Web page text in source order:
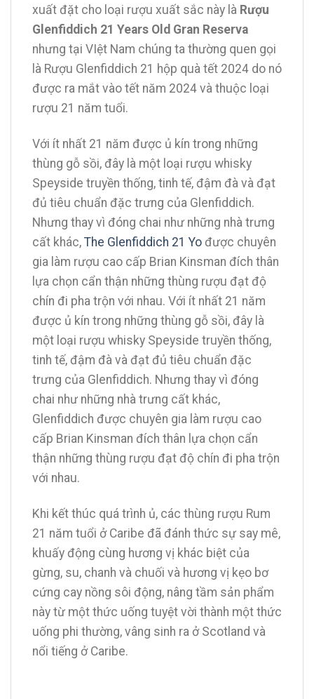
xuất đặt cho loại rượu xuất sắc này là Rượu
Glenfiddich 21 Years Old Gran Reserva
nhưng tại VIệt Nam chúng ta thường quen gọi
là Rượu Glenfiddich 21 hộp quà tết 2024 do nó
được ra mắt vào tết năm 2024 và thuộc loại
rượu 21 năm tuổi.
Với ít nhất 21 năm được ủ kín trong những
thùng gỗ sồi, đây là một loại rượu whisky
Speyside truyền thống, tinh tế, đậm đà và đạt
đủ tiêu chuẩn đặc trưng của Glenfiddich.
Nhưng thay vì đóng chai như những nhà trưng
cất khác, The Glenfiddich 21 Yo được chuyên
gia làm rượu cao cấp Brian Kinsman đích thân
lựa chọn cẩn thận những thùng rượu đạt độ
chín đi pha trộn với nhau. Với ít nhất 21 năm
được ủ kín trong những thùng gỗ sồi, đây là
một loại rượu whisky Speyside truyền thống,
tinh tế, đậm đà và đạt đủ tiêu chuẩn đặc
trưng của Glenfiddich. Nhưng thay vì đóng
chai như những nhà trưng cất khác,
Glenfiddich được chuyên gia làm rượu cao
cấp Brian Kinsman đích thân lựa chọn cẩn
thận những thùng rượu đạt độ chín đi pha trộn
với nhau.
Khi kết thúc quá trình ủ, các thùng rượu Rum
21 năm tuổi ở Caribe đã đánh thức sự say mê,
khuấy động cùng hương vị khác biệt của
gừng, su, chanh và chuối và hương vị kẹo bơ
cứng cay nồng sôi động, nâng tầm sản phẩm
này từ một thức uống tuyệt vời thành một thức
uống phi thường, vâng sinh ra ở Scotland và
nổi tiếng ở Caribe.